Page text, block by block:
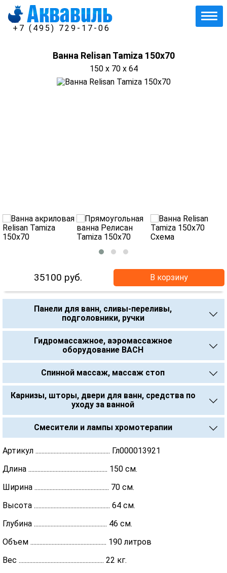
+7 (495) 729-17-06
Ванна Relisan Tamiza 150х70
150 x 70 x 64
35100 руб. В корзину
Панели для ванн, сливы-переливы,
подголовники, ручки
Гидромассажное, аэромассажное
оборудование BACH
Спинной массаж, массаж стоп
Карнизы, шторы, двери для ванн, средства по
уходу за ванной
Смесители и лампы хромотерапии
Артикул ................................................. Гл000013921
Длина .................................................... 150 см.
Ширина ................................................. 70 см.
Высота .................................................. 64 см.
Глубина ................................................ 46 см.
Объем .................................................. 190 литров
Вес ........................................................ 22 кг.